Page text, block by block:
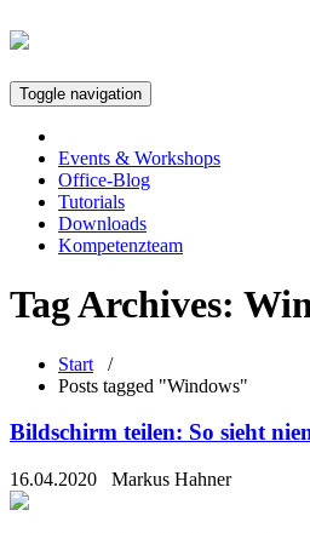
Toggle navigation
Events & Workshops
Office-Blog
Tutorials
Downloads
Kompetenzteam
Tag Archives:
Start /
Posts tagged "Windows"
Bildschirm teilen: So sieht
16.04.2020 Markus Hahner